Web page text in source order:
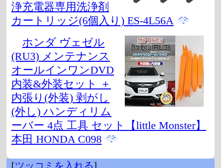
浄充電器専用洗浄剤
カートリッジ(6個入り) ES-4L56A
ホンダ ヴェゼル
(RU3) メンテナンス
オールインワンDVD
内装&外装セット ＋
内張り(外装) 剥がし
(外し) ハンディリム
ーバー 4点 工具 セット【little Monster】
本田 HONDA C098
[ツッコミを入れる]